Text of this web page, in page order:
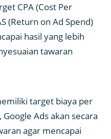
CPA (Cost Per
(Return on Ad Spend)
hasil yang lebih
tawaran
target biaya per
Ads akan secara
agar mencapai